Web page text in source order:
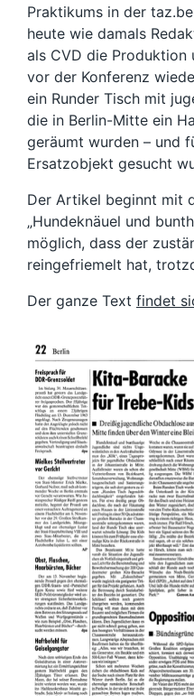
Praktikums in der
heute wie damals
als CVD die
vor der Konferenz
ein Runder Tisch mit
die in Berlin-Mitte ein
geräumt wurden – und
Ersatzobjekt gesucht
Der Artikel beginnt mit
„Hundeknäuel und
möglich, dass der
reingefriemelt hat,
Der ganze Text findet